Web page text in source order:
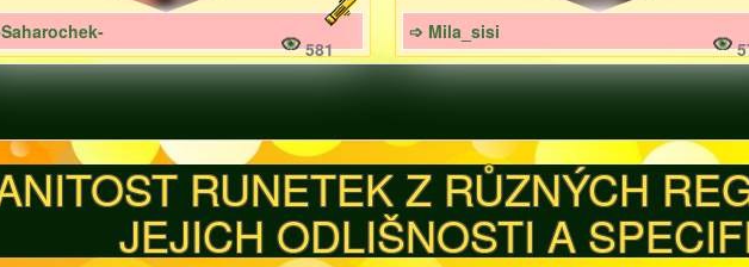
581
➩ Mila_sisi
RUNETEK Z RŮZNÝCH
JEJICH ODLIŠNOSTI A